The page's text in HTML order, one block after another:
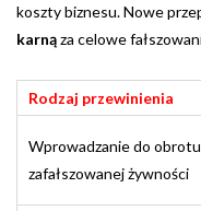
koszty biznesu. Nowe
karnąza celowe
Rodzaj przewinienia
Wprowadzanie do obrotu
zafałszowanej żywności